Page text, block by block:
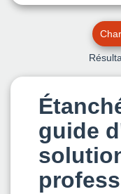
guide